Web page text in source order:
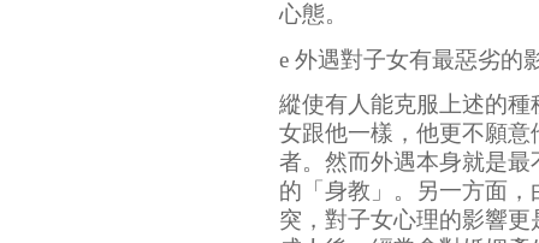
心態。
e 外遇對子女有最惡劣的
縱使有人能克服上述的
女跟他一樣，他更不願
者。然而外遇本身就是
的「身教」。另一方面
突，對子女心理的影響